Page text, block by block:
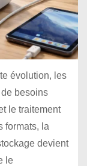
évolution, les
besoins
le traitement
formats, la
devient
le